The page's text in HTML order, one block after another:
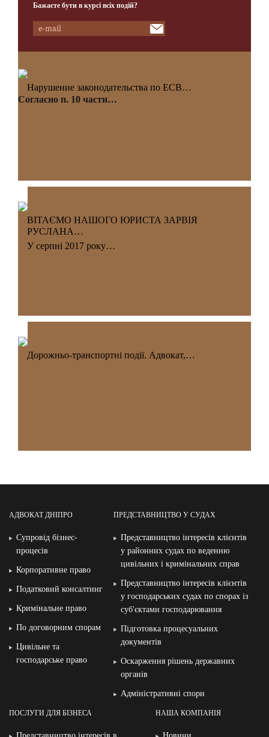
Бажаєте бути в курсі всіх подій?
Нарушение законодательства по ЕСВ…
Согласно п. 10 части…
ВІТАЄМО НАШОГО ЮРИСТА ЗАРВІЯ
РУСЛАНА…
У серпні 2017 року…
Дорожньо-транспортні події. Адвокат,…
АДВОКАТ ДНІПРО
Супровід бізнес-
процесів
Корпоративне право
Податковий консалтинг
Кримінальне право
По договорним спорам
Цивільне та
господарське право
ПРЕДСТАВНИЦТВО У СУДАХ
Представництво інтересів клієнтів
у районних судах по веденню
цивільних і кримінальних справ
Представництво інтересів клієнтів
у господарських судах по спорах із
суб′єктами господарювання
Підготовка процесуальних
документів
Оскарження рішень державних
органів
Адміністративні спори
ПОСЛУГИ ДЛЯ БІЗНЕСА
Представництво інтересів в
НАША КОМПАНІЯ
Новини